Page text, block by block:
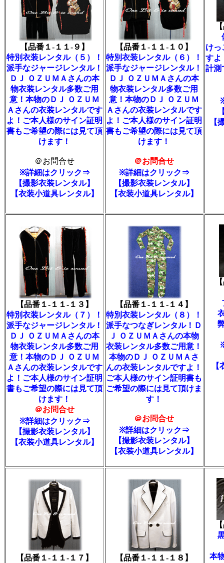
【品番１-１１-９】
特別衣装レンタル（５）！
派手なジャージレンタル！
ＤＪ ＯＺＵＭＡさんの本
物衣装レンタル多数ご用
意！本物のＤＪ ＯＺＵＭ
Ａさんの衣装レンタルです
よ！ご本人様のサイン証明
書もご希望の際には見て頂
けます！
＠お問合せ
※詳細はクリック⇒
【撮影衣装レンタル】
【衣装小道具レンタル】
【品番１-１１-１０】
特別衣装レンタル（６）！
派手なジャージレンタル！
ＤＪ ＯＺＵＭＡさんの本
物衣装レンタル多数ご用
意！本物のＤＪ ＯＺＵＭ
Ａさんの衣装レンタルです
よ！ご本人様のサイン証明
書もご希望の際には見て頂
けます！
＠お問合せ
※詳細はクリック⇒
【撮影衣装レンタル】
【衣装小道具レンタル】
けっ
すよ
計測
【
【品番１-１１-１３】
特別衣装レンタル（７）！
派手なジャージレンタル！
ＤＪ ＯＺＵＭＡさんの本
物衣装レンタル多数ご用
意！本物のＤＪ ＯＺＵＭ
Ａさんの衣装レンタルです
よ！ご本人様のサイン証明
書もご希望の際には見て頂
けます！
＠お問合せ
※詳細はクリック⇒
【撮影衣装レンタル】
【衣装小道具レンタル】
【品番１-１１-１４】
特別衣装レンタル（８）！
派手なつなぎレンタル！Ｄ
Ｊ ＯＺＵＭＡさんの本物
衣装レンタル多数ご用意！
本物のＤＪ ＯＺＵＭＡさ
んの衣装レンタルですよ！
ご本人様のサイン証明書も
ご希望の際には見て頂けま
す！
＠お問合せ
※詳細はクリック⇒
【撮影衣装レンタル】
【衣装小道具レンタル】
【品番１-１１-１７】
【品番１-１１-１８】
本